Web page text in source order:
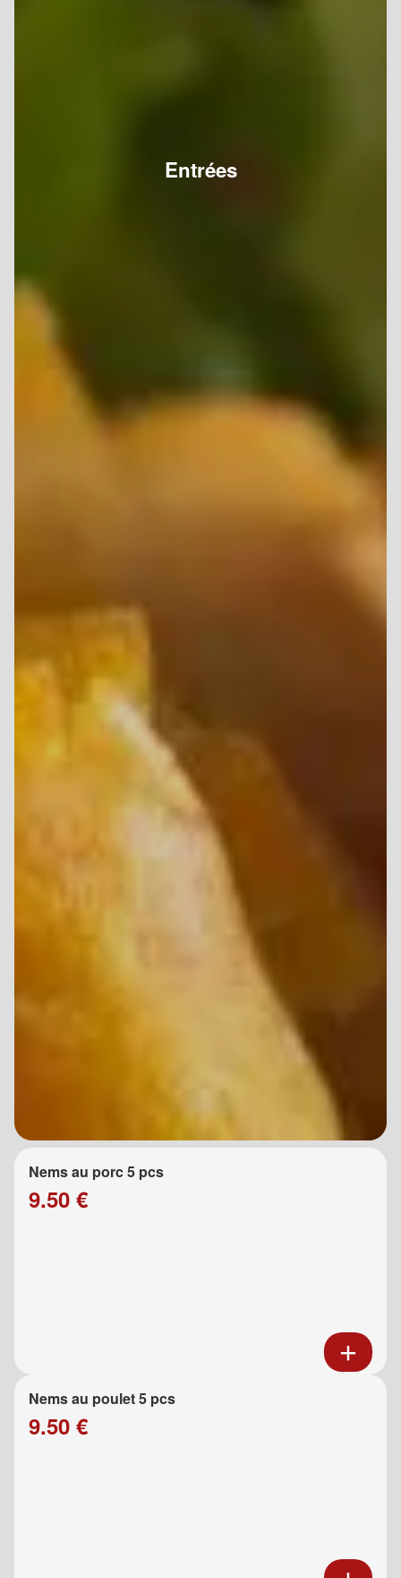
Entrées
Nems au porc 5 pcs
9.50 €
Nems au poulet 5 pcs
9.50 €